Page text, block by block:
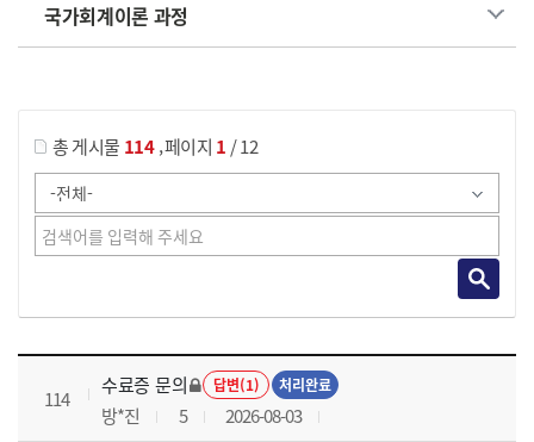
국가회계이론 과정
총 게시물 114,페이지 1 / 12
국가회계이론 과정 목록 으로 번호, 제목, 작성자, 조회수, 등록 일로 나열 되고 있습니다.
114
수료증 문의 답변(1) 처리완료
방*진 5 2026-08-03